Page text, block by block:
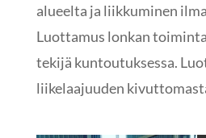
alueelta ja liikkuminen
Luottamus lonkan
tekijä kuntoutuksessa.
liikelaajuuden